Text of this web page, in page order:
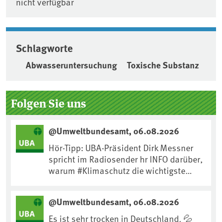
Schlagworte
Abwasseruntersuchung Toxische Substanz
Seitenleiste
Folgen Sie uns
@Umweltbundesamt, 06.08.2026
Hör-Tipp: UBA-Präsident Dirk Messner
spricht im Radiosender hr INFO darüber,
warum #Klimaschutz die wichtigste
https://www.ardsounds.de/episode/urn
:ard:episode:0e7cf1c4b819c26d/
@Umweltbundesamt, 06.08.2026
Es ist sehr trocken in Deutschland. 💦